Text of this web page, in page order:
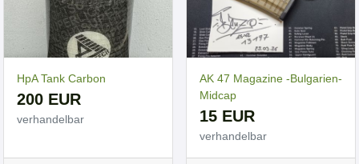
HpA Tank Carbon
200 EUR
verhandelbar
AK 47 Magazine -Bulgarien-
Midcap
15 EUR
verhandelbar